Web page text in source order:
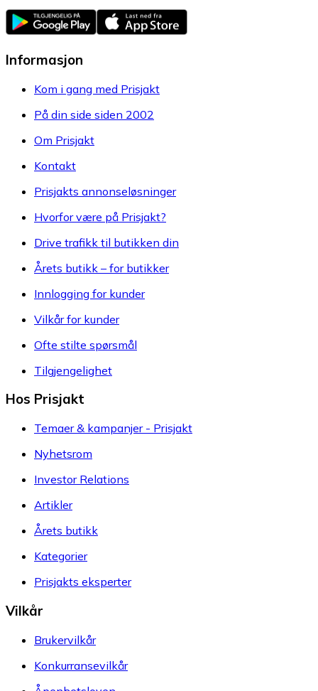
Informasjon
Kom i gang med Prisjakt
På din side siden 2002
Om Prisjakt
Kontakt
Prisjakts annonseløsninger
Hvorfor være på Prisjakt?
Drive trafikk til butikken din
Årets butikk – for butikker
Innlogging for kunder
Vilkår for kunder
Ofte stilte spørsmål
Tilgjengelighet
Hos Prisjakt
Temaer & kampanjer - Prisjakt
Nyhetsrom
Investor Relations
Artikler
Årets butikk
Kategorier
Prisjakts eksperter
Vilkår
Brukervilkår
Konkurransevilkår